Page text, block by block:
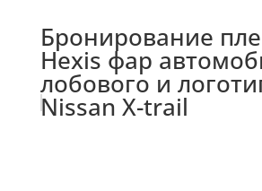
Бронирование
Hexis фар
лобового и
Nissan X-trail